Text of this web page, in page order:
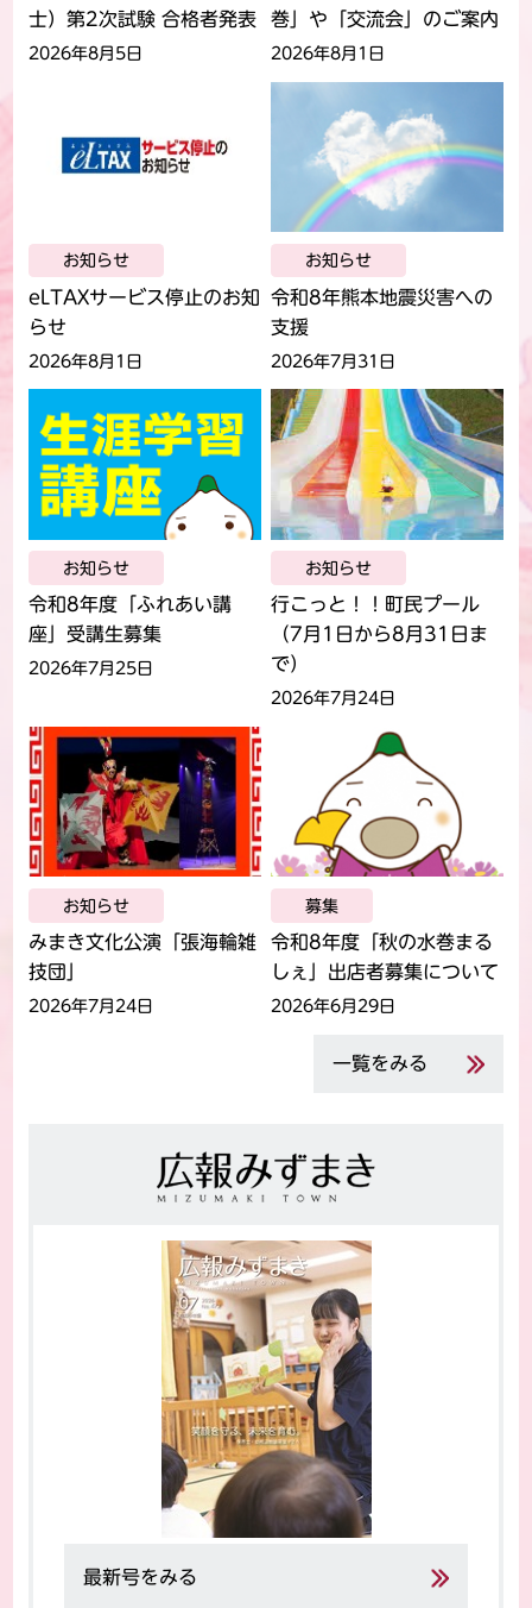
士）第2次試験 合格者発表
2026年8月5日
巻」や「交流会」のご案内
2026年8月1日
お知らせ
eLTAXサービス停止のお知
らせ
2026年8月1日
お知らせ
令和8年熊本地震災害への
支援
2026年7月31日
お知らせ
令和8年度「ふれあい講
座」受講生募集
2026年7月25日
お知らせ
行こっと！！町民プール
（7月1日から8月31日ま
で）
2026年7月24日
お知らせ
みまき文化公演「張海輪雑
技団」
2026年7月24日
募集
令和8年度「秋の水巻まる
しぇ」出店者募集について
2026年6月29日
一覧をみる
最新号をみる